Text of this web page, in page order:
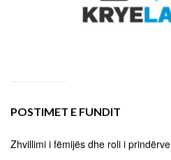
POSTIMET E FUNDIT
Zhvillimi i fëmijës dhe roli i prindërve